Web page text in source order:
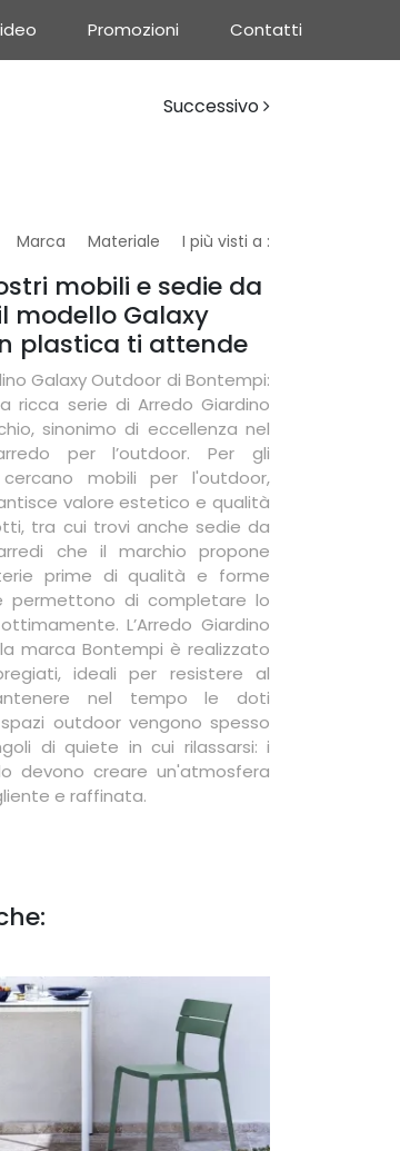
Promozioni Contatti
Successivo
Marca Materiale I più visti a :
mobili e sedie da
modello Galaxy
plastica ti attende
Galaxy Outdoor di Bontempi:
ricca serie di Arredo Giardino
sinonimo di eccellenza nel
per l’outdoor. Per gli
mobili per l'outdoor,
valore estetico e qualità
tra cui trovi anche sedie da
che il marchio propone
prime di qualità e forme
permettono di completare lo
L’Arredo Giardino
marca Bontempi è realizzato
ideali per resistere al
nel tempo le doti
outdoor vengono spesso
di quiete in cui rilassarsi: i
devono creare un'atmosfera
e raffinata.